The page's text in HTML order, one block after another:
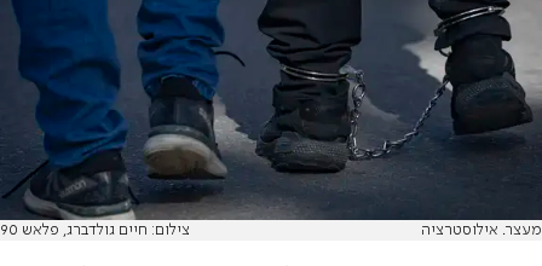
מעצר. אילוסטרציה צילום: חיים גולדברג, פלאש 90